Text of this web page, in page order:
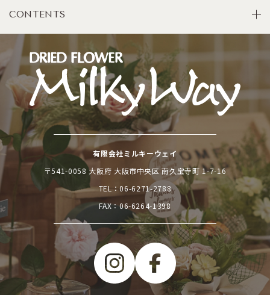
CONTENTS
有限会社ミルキーウェイ
〒541-0058 大阪府 大阪市中央区 南久宝寺町 1-7-16
TEL：06-6271-2788
FAX：06-6264-1398